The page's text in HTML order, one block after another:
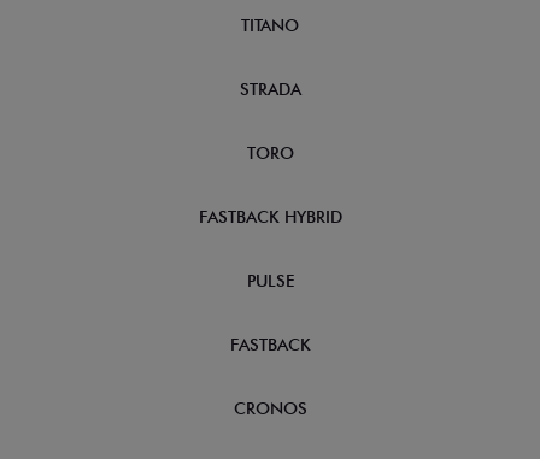
TITANO
STRADA
TORO
FASTBACK HYBRID
PULSE
FASTBACK
CRONOS